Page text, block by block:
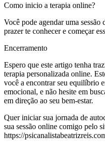
Como inicio a terapia online?
Você pode agendar uma sessão
prazer te conhecer e começar
Encerramento
Espero que este artigo tenha
terapia personalizada online.
você a encontrar seu equilíbrio
emocional, e não hesite em
em direção ao seu bem-estar.
Quer iniciar sua jornada de
sua sessão online comigo pelo
https://